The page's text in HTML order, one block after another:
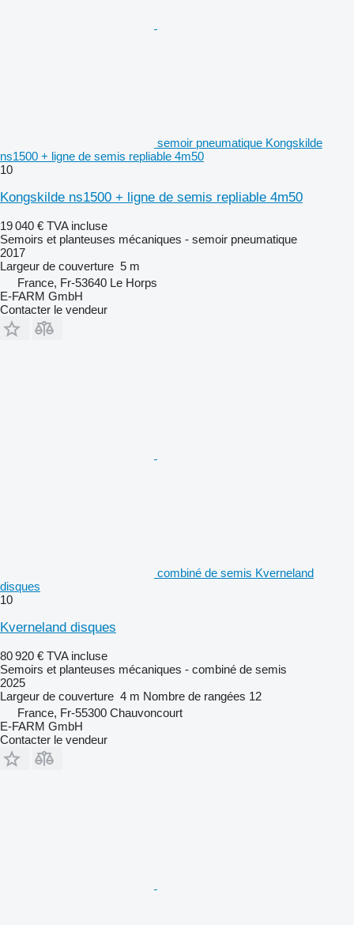
semoir pneumatique Kongskilde
ns1500 + ligne de semis repliable 4m50
10
Kongskilde ns1500 + ligne de semis repliable 4m50
19 040 € TVA incluse
Semoirs et planteuses mécaniques - semoir pneumatique
2017
Largeur de couverture 5 m
France, Fr-53640 Le Horps
E-FARM GmbH
Contacter le vendeur
combiné de semis Kverneland
disques
10
Kverneland disques
80 920 € TVA incluse
Semoirs et planteuses mécaniques - combiné de semis
2025
Largeur de couverture 4 m Nombre de rangées 12
France, Fr-55300 Chauvoncourt
E-FARM GmbH
Contacter le vendeur